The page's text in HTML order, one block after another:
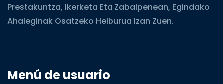
Prestakuntza, Ikerketa Eta Zabalpenean, Egindako
Ahaleginak Osatzeko Helburua Izan Zuen.
Menú de usuario